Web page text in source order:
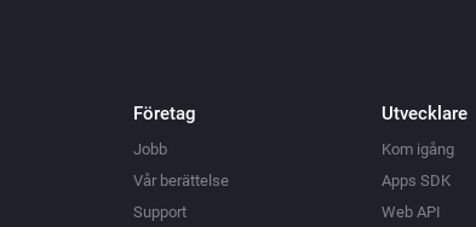
Företag
Jobb
Vår berättelse
Support
Utvecklare
Kom igång
Apps SDK
Web API